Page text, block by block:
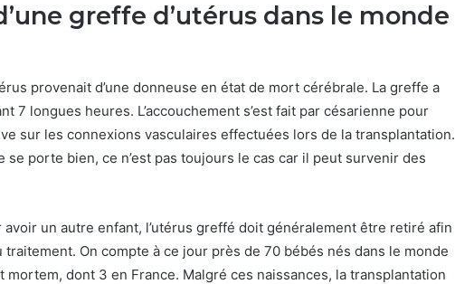
greffe d’utérus dans le monde
provenait d’une donneuse en état de mort cérébrale. La greffe a
7 longues heures. L’accouchement s’est fait par césarienne pour
sur les connexions vasculaires effectuées lors de la transplantation.
se porte bien, ce n’est pas toujours le cas car il peut survenir des
un autre enfant, l’utérus greffé doit généralement être retiré afin
On compte à ce jour près de 70 bébés nés dans le monde
mortem, dont 3 en France. Malgré ces naissances, la transplantation